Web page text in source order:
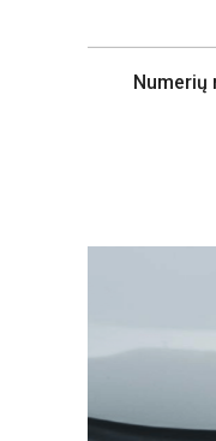
Numerių